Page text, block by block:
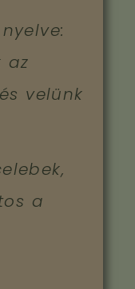
az
velünk
a